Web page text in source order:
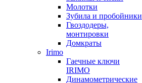
Молотки
Зубила и пробойники
Гвоздодеры,
монтировки
Домкраты
Irimo
Гаечные ключи
IRIMO
Динамометрические